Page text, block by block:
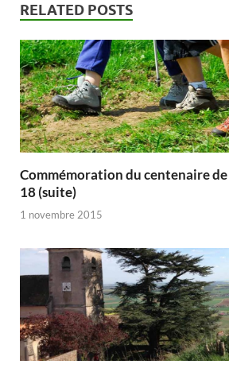
RELATED POSTS
Commémoration du centenaire
18 (suite)
1 novembre 2015